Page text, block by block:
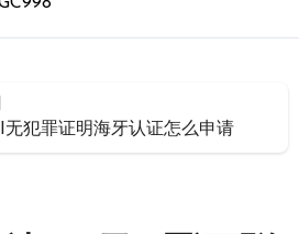
犯罪证明海牙认证怎么申请